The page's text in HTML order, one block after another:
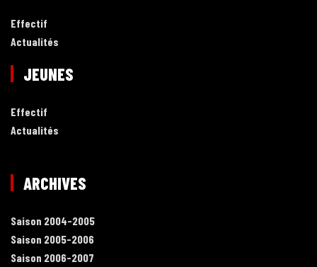
Effectif
Actualités
JEUNES
Effectif
Actualités
ARCHIVES
Saison 2004-2005
Saison 2005-2006
Saison 2006-2007